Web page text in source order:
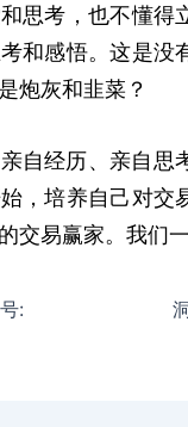
思考，也不懂
和感悟。这是没
炮灰和韭菜？
亲自经历、亲自思
，培养自己对交
交易赢家。我们
信公众号: 洞